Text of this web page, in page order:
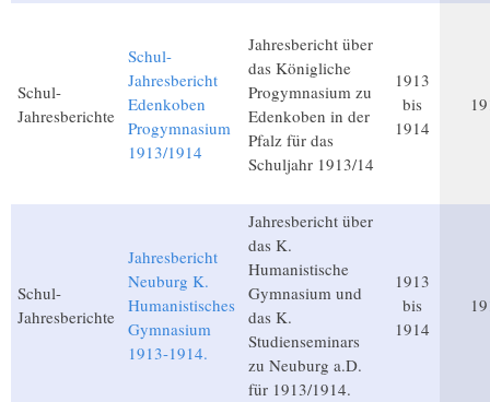
Schul-
Jahresberichte
Schul-
Jahresbericht
Edenkoben
Progymnasium
1913/1914
Jahresbericht über
das Königliche
Progymnasium zu
Edenkoben in der
Pfalz für das
Schuljahr 1913/14
1913
bis
1914
Schul-
Jahresberichte
Jahresbericht
Neuburg K.
Humanistisches
Gymnasium
1913-1914.
Jahresbericht über
das K.
Humanistische
Gymnasium und
das K.
Studienseminars
zu Neuburg a.D.
für 1913/1914.
1913
bis
1914